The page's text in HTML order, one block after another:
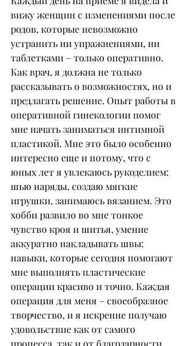
вижу женщин с изменениями после
родов, которые невозможно
устранить ни упражнениями, ни
таблетками – только оперативно.
Как врач, я должна не только
рассказывать о возможностях, но и
предлагать решение. Опыт работы в
оперативной гинекологии помог
мне начать заниматься интимной
пластикой. Мне это было особенно
интересно еще и потому, что с
юных лет я увлекаюсь рукоделием:
шью наряды, создаю мягкие
игрушки, занимаюсь вязанием. Это
хобби развило во мне тонкое
чувство кроя и шитья, умение
аккуратно накладывать швы:
навыки, которые сегодня помогают
мне выполнять пластические
операции красиво и точно. Каждая
операция для меня – своеобразное
творчество, и я искренне получаю
удовольствие как от самого
процесса, так и от благодарности